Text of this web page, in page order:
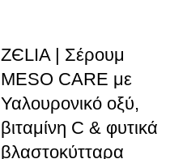
ZЄLIA | Σέρουμ
MESO CARE με
Υαλουρονικό οξύ,
βιταμίνη C & φυτικά
βλαστοκύτταρα